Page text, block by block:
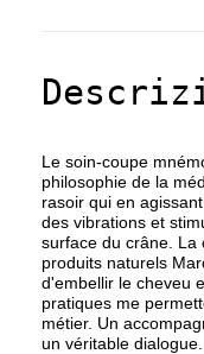
Le soin-coupe
philosophie de la
rasoir qui en
des vibrations et
surface du crâne. La
produits naturels
d'embellir le cheveu
pratiques me
métier. Un
un véritable dialogue.